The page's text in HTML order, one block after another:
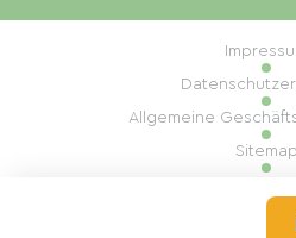
Allgemeine
Sitemap
Umsetzung: